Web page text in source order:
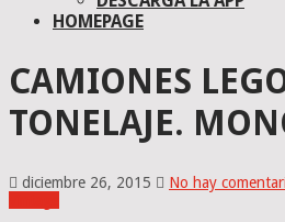
HOMEPAGE
CAMIONES
TONELAJE.
diciembre 26, 2015 No hay